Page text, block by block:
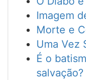
Imagem
Morte e
Uma Vez
É o
salvação?